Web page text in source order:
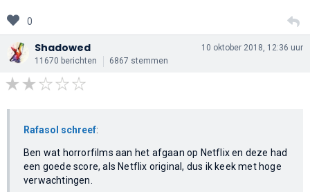
0
Shadowed
11670 berichten 6867 stemmen
10 oktober 2018, 12:36 uur
Rafasol schreef:
Ben wat horrorfilms aan het afgaan op Netflix en deze had
een goede score, als Netflix original, dus ik keek met hoge
verwachtingen.